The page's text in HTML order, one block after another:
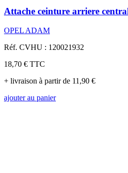
Attache ceinture arriere
OPEL ADAM
Réf. CVHU : 120021932
18,70 € TTC
+ livraison à partir de 11,90 €
ajouter au panier